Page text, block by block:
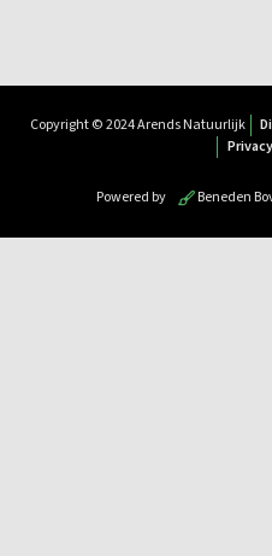
Copyright © 2024 Arends Natuurlijk
Powered by Beneden